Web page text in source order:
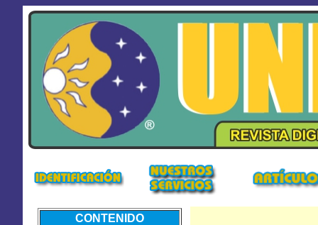
CONTENIDO